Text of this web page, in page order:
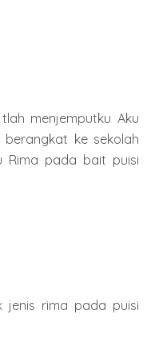
menjemputku Aku
ke sekolah
Rima pada bait puisi
jenis rima pada puisi